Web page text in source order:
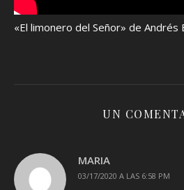
«El limonero del Señor» de Andrés
UN
MARIA
03/17/2020 A LAS 6:58 PM